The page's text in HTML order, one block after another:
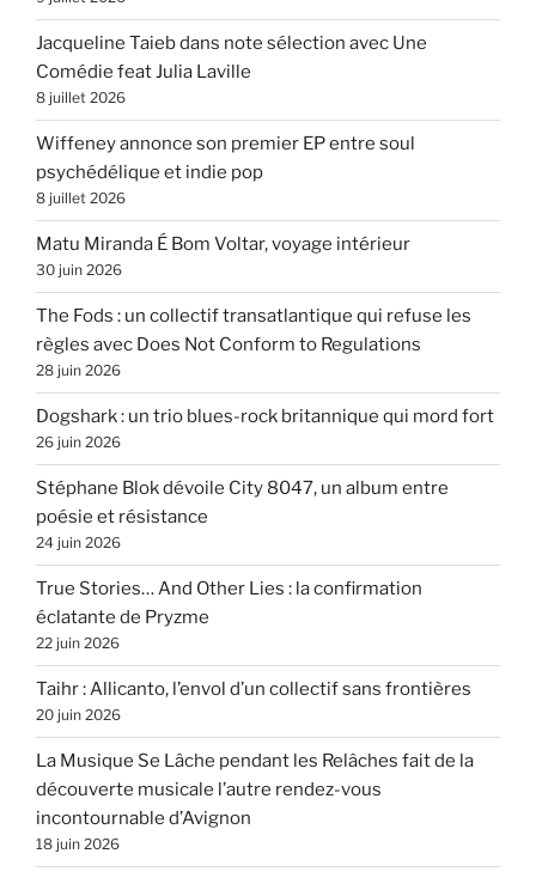
Jacqueline Taieb dans note sélection avec Une
Comédie feat Julia Laville
8 juillet 2026
Wiffeney annonce son premier EP entre soul
psychédélique et indie pop
8 juillet 2026
Matu Miranda É Bom Voltar, voyage intérieur
30 juin 2026
The Fods : un collectif transatlantique qui refuse les
règles avec Does Not Conform to Regulations
28 juin 2026
Dogshark : un trio blues-rock britannique qui mord fort
26 juin 2026
Stéphane Blok dévoile City 8047, un album entre
poésie et résistance
24 juin 2026
True Stories… And Other Lies : la confirmation
éclatante de Pryzme
22 juin 2026
Taihr : Allicanto, l’envol d’un collectif sans frontières
20 juin 2026
La Musique Se Lâche pendant les Relâches fait de la
découverte musicale l’autre rendez-vous
incontournable d’Avignon
18 juin 2026